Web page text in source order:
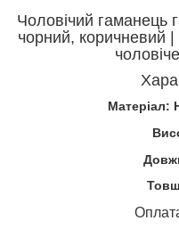
Чоловічий гаманець
чорний, коричневий
Матеріал: